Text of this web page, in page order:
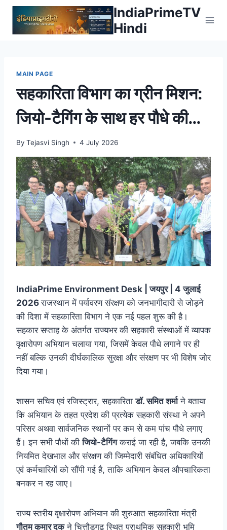
Skip
content
IndiaPrimeTV
Hindi
MAIN PAGE
सहकारिता विभाग का ग्रीन मिशन:
जियो-टैगिंग के साथ हर पौधे की
होगी निगरानी-डॉ. समित शर्मा
By Tejasvi Singh 4 July 2026
IndiaPrime Environment Desk | जयपुर | 4 जुलाई
2026राजस्थान में पर्यावरण संरक्षण को जनभागीदारी से जोड़ने
की दिशा में सहकारिता विभाग ने एक नई पहल शुरू की है।
सहकार सप्ताह के अंतर्गत राज्यभर की सहकारी संस्थाओं में व्यापक
वृक्षारोपण अभियान चलाया गया, जिसमें केवल पौधे लगाने पर ही
नहीं बल्कि उनकी दीर्घकालिक सुरक्षा और संरक्षण पर भी विशेष जोर
दिया गया।
शासन सचिव एवं रजिस्ट्रार, सहकारिताडॉ. समित शर्माने बताया
कि अभियान के तहत प्रदेश की प्रत्येक सहकारी संस्था ने अपने
परिसर अथवा सार्वजनिक स्थानों पर कम से कम पांच पौधे लगाए
हैं। इन सभी पौधों कीजियो-टैगिंगकराई जा रही है, जबकि उनकी
नियमित देखभाल और संरक्षण की जिम्मेदारी संबंधित अधिकारियों
एवं कर्मचारियों को सौंपी गई है, ताकि अभियान केवल औपचारिकता
बनकर न रह जाए।
राज्य स्तरीय वृक्षारोपण अभियान की शुरुआत सहकारिता मंत्री
गौतम कुमार दकने चित्तौड़गढ़ स्थित प्राथमिक सहकारी भूमि